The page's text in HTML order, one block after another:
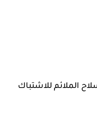
الملائم للاشتباك